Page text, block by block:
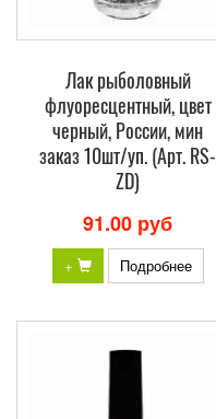
Лак рыболовный
флуоресцентный, цвет
черный, России, мин
заказ 10шт/уп. (Арт. RS-
ZD)
91.00 руб
+ Подробнее